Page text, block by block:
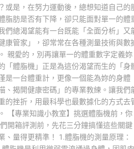
或是，在努力運動後，總想知道自己的
脂肪是否有下降，卻只能面對單一的體
們總渴望能有一台既能「全面分析」又
康管家」，卻常常在各種測量技術與數
親愛的，別再讓單一的體重數字定義妳
「體脂機」正是為這份渴望而生的「身
是一台體重計，更像一個能為妳的身體
、揭開健康密碼」的專業教練。讓我們
的挫折，用最科學也最數據化的方式去
【專業知識小教室】挑選體脂機前，你
開箱評測前，先花三分鐘搞懂這些關鍵
、量得更精準！ 1.體脂機的測量原理：